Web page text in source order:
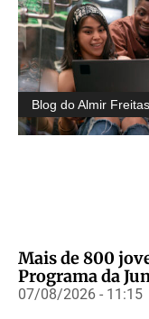
Blog do Almir Freitas
Mais de 800
Programa da
07/08/2026 - 11:15